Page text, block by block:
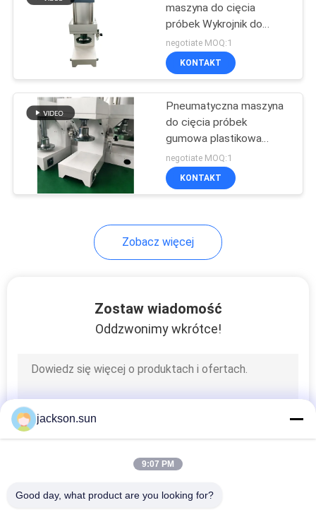
Indukcyjna maszyna
grzewcza
Zestaw do testów
Urządzenia do
testowania
przewodów
maszyna do cięcia
próbek Wykrojnik do
próbek
negotiate MOQ:1
KONTAKT
Pneumatyczna maszyna
do cięcia próbek
gumowa plastikowa
prasa do hantli krajalnica
negotiate MOQ:1
KONTAKT
Zobacz więcej
Zostaw wiadomość
Oddzwonimy wkrótce!
jackson.sun
9:07 PM
Good day, what product are you looking for?